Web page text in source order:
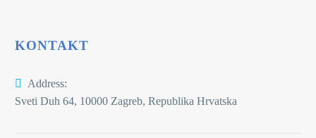
KONTAKT
Address:
Sveti Duh 64, 10000 Zagreb, Republika Hrvatska